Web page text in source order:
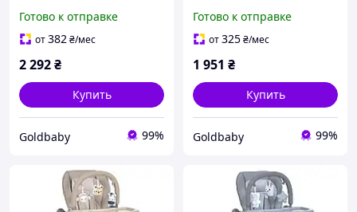
(Color lime)
Готово к отправке
от382₴/мес
2 292₴
Купить
Goldbaby 99%
(Quest lime)
Готово к отправке
от325₴/мес
1 951 ₴
Купить
Goldbaby 99%